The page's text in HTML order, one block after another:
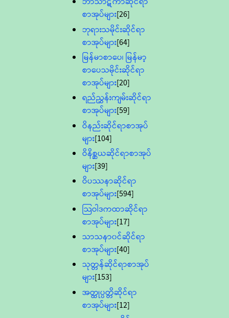
စာအုပ်များ[26]
ဘုရားသမိုင်းဆိုင်ရာ
စာအုပ်များ[64]
မြန်မာစာပေ၊ မြန်မာ့
စာပေသမိုင်းဆိုင်ရာ
စာအုပ်များ[20]
ရည်ညွှန်းကျမ်းဆိုင်ရာ
စာအုပ်များ[59]
ဝိနည်းဆိုင်ရာစာအုပ်
များ[104]
ဝိနိစ္ဆယဆိုင်ရာစာအုပ်
များ[39]
ဝိပဿနာဆိုင်ရာ
စာအုပ်များ[594]
သြဝါဒကထာဆိုင်ရာ
စာအုပ်များ[17]
သာသနာ၀င်ဆိုင်ရာ
စာအုပ်များ[40]
သုတ္တန်ဆိုင်ရာစာအုပ်
များ[153]
အတ္ထုပ္ပတ္တိဆိုင်ရာ
စာအုပ်များ[12]